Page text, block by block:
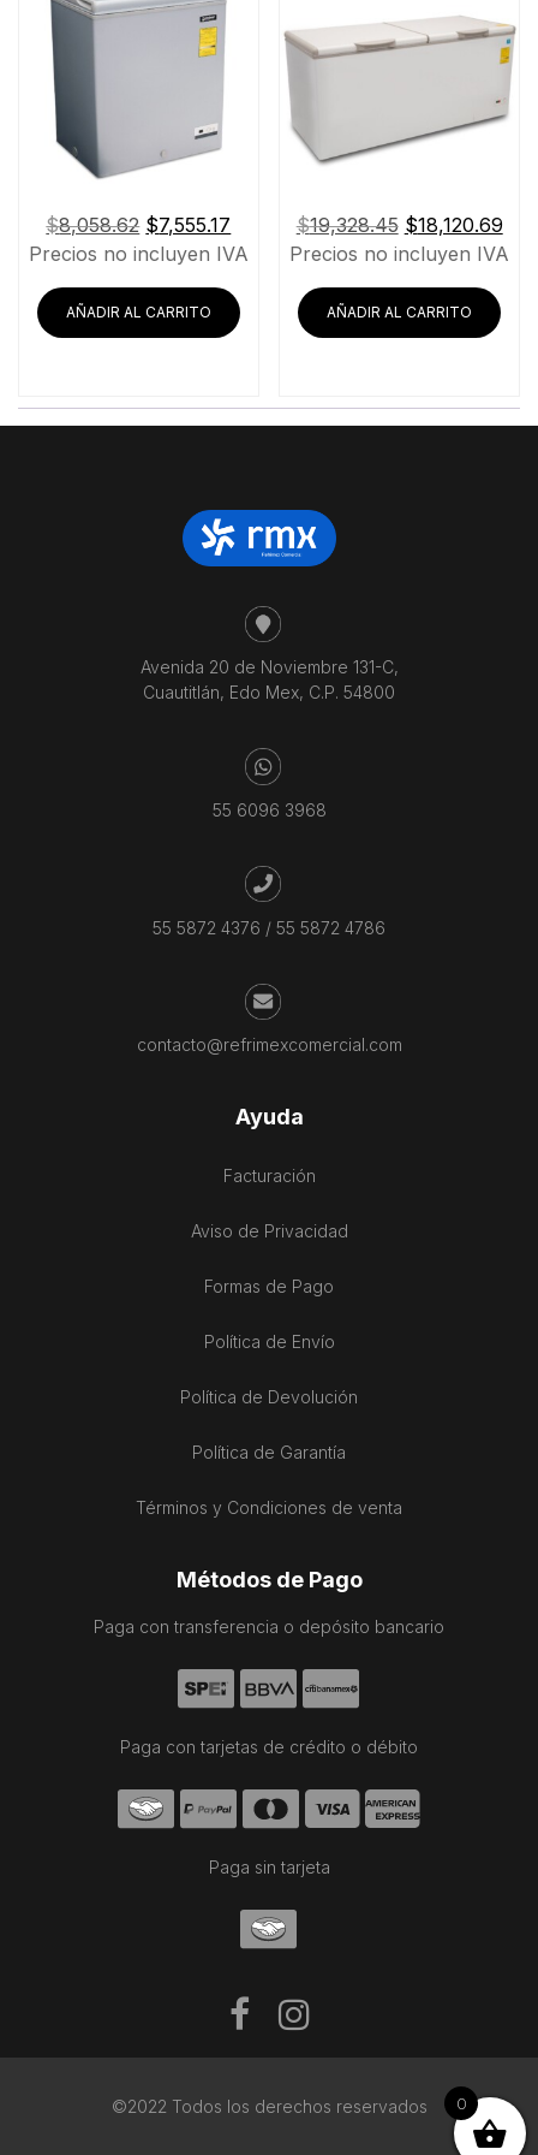
$8,058.62 El
precio
era:
$8,058.62.
$7,555.17
precio
es:
$7,555.17.
Precios no incluyen IVA
AÑADIR AL CARRITO
$19,328.45 El
precio
era:
$19,328.45.
$18,120.69El
Precios no incluyen IVA
AÑADIR AL CARRITO
Avenida 20 de Noviembre 131-C,
Cuautitlán, Edo Mex, C.P. 54800
55 6096 3968
55 5872 4376 / 55 5872 4786
contacto@refrimexcomercial.com
Ayuda
Facturación
Aviso de Privacidad
Formas de Pago
Política de Envío
Política de Devolución
Política de Garantía
Términos y Condiciones de venta
Métodos de Pago
Paga con transferencia o depósito bancario
Paga con tarjetas de crédito o débito
Paga sin tarjeta
©2022 Todos los derechos reservados 0